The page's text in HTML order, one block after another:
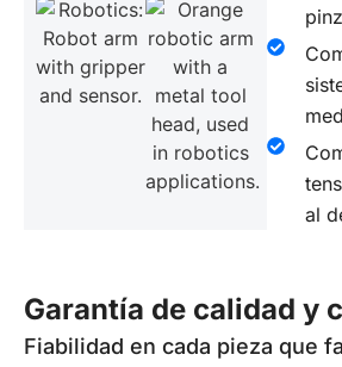
al
Garantía de calidad y
Fiabilidad en cada pieza que